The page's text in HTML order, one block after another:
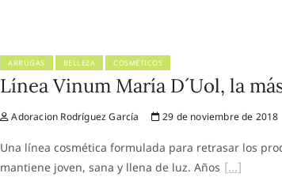
ARRUGAS BELLEZA COSMÉTICOS
Línea Vinum María D´Uol, la
Adoracion Rodríguez García 29 de noviembre de 2018
Una línea cosmética formulada para retrasar los
mantiene joven, sana y llena de luz. Años